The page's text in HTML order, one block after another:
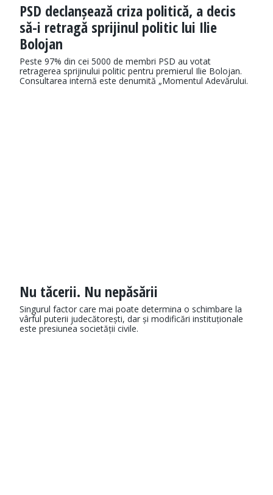
PSD declanșează criza politică, a decis
să-i retragă sprijinul politic lui Ilie
Bolojan
Peste 97% din cei 5000 de membri PSD au votat
retragerea sprijinului politic pentru premierul Ilie Bolojan.
Consultarea internă este denumită „Momentul Adevărului.
Nu tăcerii. Nu nepăsării
Singurul factor care mai poate determina o schimbare la
vârful puterii judecătorești, dar și modificări instituționale
este presiunea societății civile.